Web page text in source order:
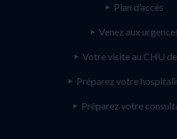
Plan d’accès
Venez aux
Votre visite au CHU
Préparez votre
Préparez votre